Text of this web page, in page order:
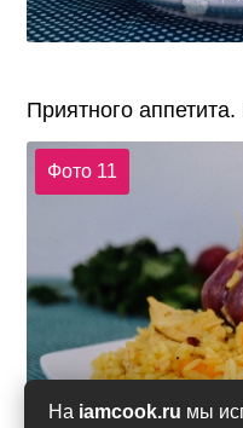
На iamcook.ru мы
Приятного
Фото 11